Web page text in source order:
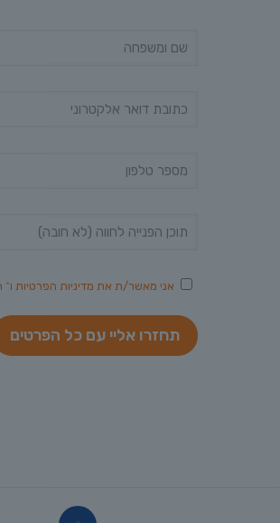
אני מאשר/ת את מדיניות הפרטיותו־